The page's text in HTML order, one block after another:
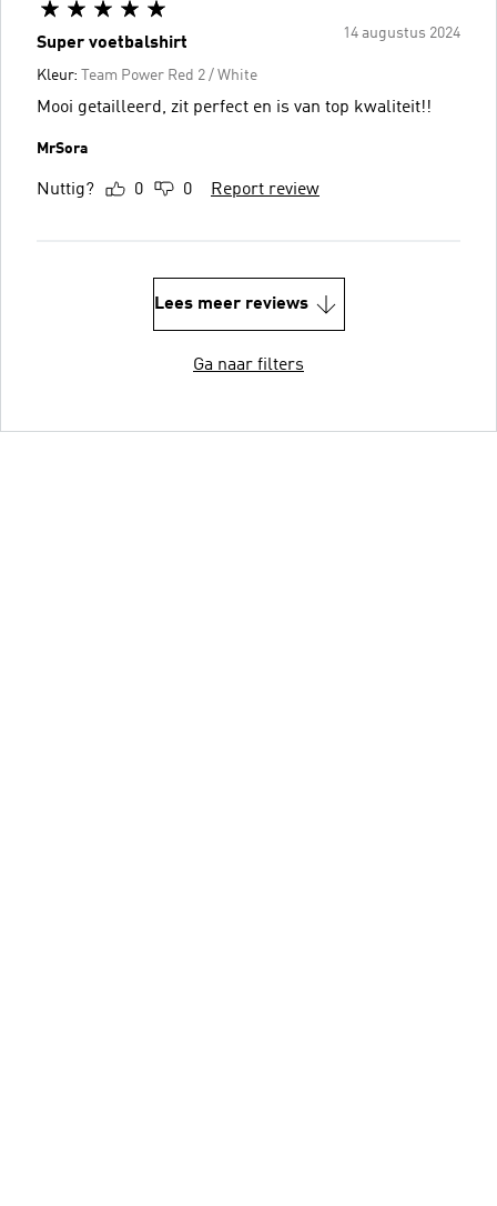
14 augustus 2024
Super voetbalshirt
Kleur: Team Power Red 2 / White
Mooi getailleerd, zit perfect en is van top kwaliteit!!
MrSora
Nuttig? 0 0 Report review
Lees meer reviews
Ga naar filters